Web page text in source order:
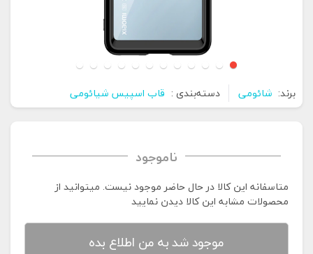
برند: شائومی دسته‌بندی : قاب اسپیس شیائومی
ناموجود
متاسفانه این کالا در حال حاضر موجود نیست. می‍توانید از
محصولات مشابه این کالا دیدن نمایید
موجود شد به من اطلاع بده